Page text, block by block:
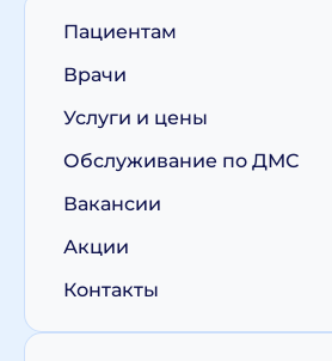
Пациентам
Врачи
Услуги и цены
Обслуживание по ДМС
Вакансии
Акции
Контакты